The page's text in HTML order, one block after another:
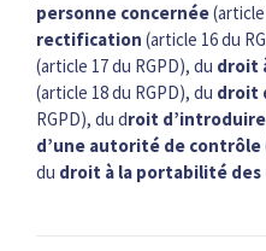
personne concernée(article
rectification (article 16 du
(article 17 du RGPD), du droit
(article 18 du RGPD), du droit
RGPD), du droit
d’une autorité de contrôle
du droit à la portabilité des